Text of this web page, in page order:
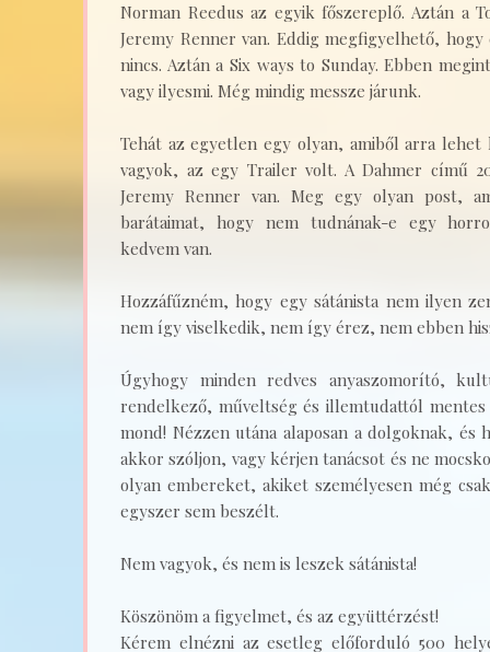
Norman Reedus az egyik főszereplő. Aztán a
Jeremy Renner van. Eddig megfigyelhető,
nincs. Aztán a Six ways to Sunday. Ebben
vagy ilyesmi. Még mindig messze járunk.
Tehát az egyetlen egy olyan, amiből arra lehet
vagyok, az egy Trailer volt. A Dahmer című
Jeremy Renner van. Meg egy olyan post,
barátaimat, hogy nem tudnának-e egy
kedvem van.
Hozzáfűzném, hogy egy sátánista nem ilyen
nem így viselkedik, nem így érez, nem ebben
Úgyhogy minden redves anyaszomorító,
rendelkező, műveltség és illemtudattól
mond! Nézzen utána alaposan a dolgoknak, és
akkor szóljon, vagy kérjen tanácsot és ne
olyan embereket, akiket személyesen még
egyszer sem beszélt.
Nem vagyok, és nem is leszek sátánista!
Köszönöm a figyelmet, és az együttérzést!
Kérem elnézni az esetleg előforduló 500